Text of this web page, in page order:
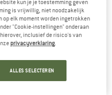
kun je je toestemming geven
is vrijwillig, niet noodzakelijk
op elk moment worden ingetrokken
"Cookie-instellingen" onderaan
inclusief de risico's van
privacyverklaring.
ALLES SELECTEREN